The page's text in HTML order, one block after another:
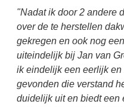
"Nadat ik door 2 andere
over de te herstellen
gekregen en ook nog
uiteindelijk bij Jan van
ik eindelijk een eerlijk
gevonden die verstand
duidelijk uit en biedt een